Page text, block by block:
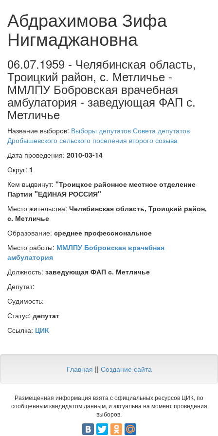
Абдрахимова Зифа
Нигмаджановна
06.07.1959 - Челябинская область,
Троицкий район, с. Метличье -
ММЛПУ Бобровская врачебная
амбулатория - заведующая ФАП с.
Метличье
Название выборов: Выборы депутатов Совета депутатов
Дробышевского сельского поселения второго созыва
Дата проведения: 2010-03-14
Округ: 1
Кем выдвинут: "Троицкое районное местное отделение
Партии "ЕДИНАЯ РОССИЯ"
Место жительства: Челябинская область, Троицкий район,
с. Метличье
Образование: среднее профессиональное
Место работы: ММЛПУ Бобровская врачебная
амбулатория
Должность: заведующая ФАП с. Метличье
Депутат:
Судимость:
Статус: депутат
Ссылка: ЦИК
Главная || Создание сайта
Размещенная информация взята с официальных ресурсов ЦИК, по
сообщенным кандидатом данным, и актуальна на момент проведения
выборов.